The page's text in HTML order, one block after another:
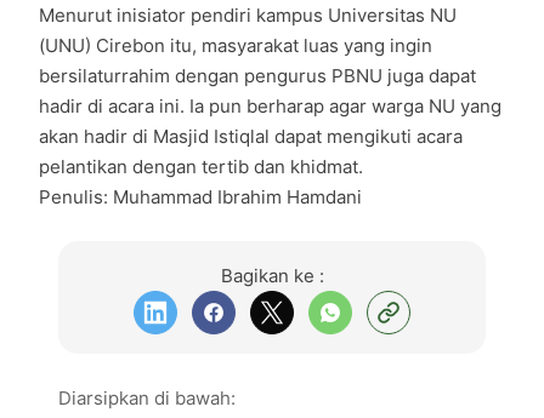
Menurut inisiator pendiri kampus Universitas NU
(UNU) Cirebon itu, masyarakat luas yang ingin
bersilaturrahim dengan pengurus PBNU juga dapat
hadir di acara ini. Ia pun berharap agar warga NU yang
akan hadir di Masjid Istiqlal dapat mengikuti acara
pelantikan dengan tertib dan khidmat.
Penulis: Muhammad Ibrahim Hamdani
Bagikan ke :
Diarsipkan di bawah: